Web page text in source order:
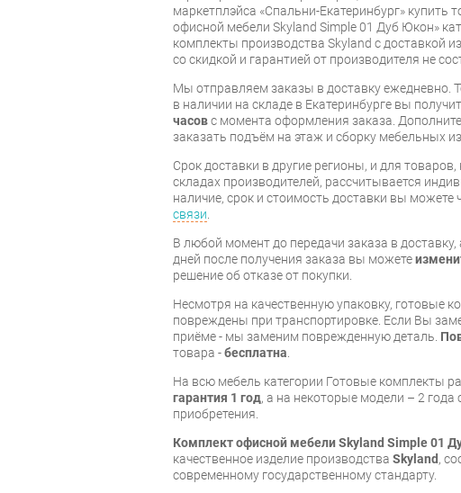
маркетплэйса «Спальни-Екатеринбург» купить
офисной мебели Skyland Simple 01 Дуб Юкон»
комплекты производства Skyland с доставкой
со скидкой и гарантией от производителя не
Мы отправляем заказы в доставку ежедневно.
в наличии на складе в Екатеринбурге вы
часовс момента оформления заказа.
заказать подъём на этаж и сборку мебельных
Срок доставки в другие регионы, и для
складах производителей, рассчитывается
наличие, срок и стоимость доставки вы можете
связи.
В любой момент до передачи заказа в доставку,
дней после получения заказа вы можете
решение об отказе от покупки.
Несмотря на качественную упаковку, готовые
повреждены при транспортировке. Если Вы
приёме - мы заменим поврежденную деталь.
товара -бесплатна.
На всю мебель категории Готовые комплекты
гарантия 1 год, а на некоторые модели – 2 года
приобретения.
Комплект офисной мебели Skyland Simple 01
качественное изделие производства Skyland,
современному государственному стандарту.